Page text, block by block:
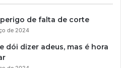
de falta de corte
de 2024
dói dizer adeus, mas é hora